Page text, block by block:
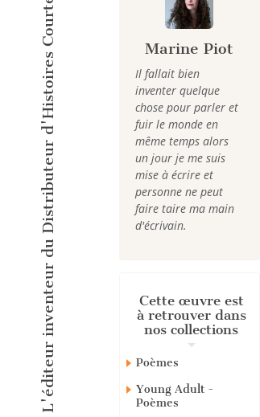
L'éditeur inventeur du Distributeur d'Histoires Courtes ! Marine Piot
Il fallait bien
inventer quelque
chose pour parler et
fuir le monde en
même temps alors
un jour je me suis
mise à écrire et
personne ne peut
faire taire ma main
d'écrivain.
Cette œuvre est
à retrouver dans
nos collections
Poèmes
Young Adult -
Poèmes